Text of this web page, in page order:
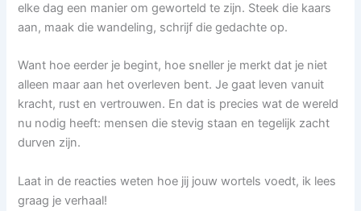
elke dag een manier om geworteld te zijn. Steek die kaars
aan, maak die wandeling, schrijf die gedachte op.
Want hoe eerder je begint, hoe sneller je merkt dat je niet
alleen maar aan het overleven bent. Je gaat leven vanuit
kracht, rust en vertrouwen. En dat is precies wat de wereld
nu nodig heeft: mensen die stevig staan en tegelijk zacht
durven zijn.
Laat in de reacties weten hoe jij jouw wortels voedt, ik lees
graag je verhaal!